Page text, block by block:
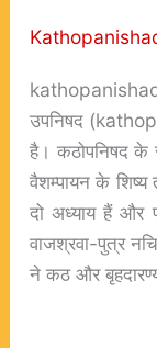
K
उपनिषद
है। कठोपनिषद के
वैशम्पायन के
दो अध्याय हैं और
वाजश्रवा-पुत्र
ने कठ और